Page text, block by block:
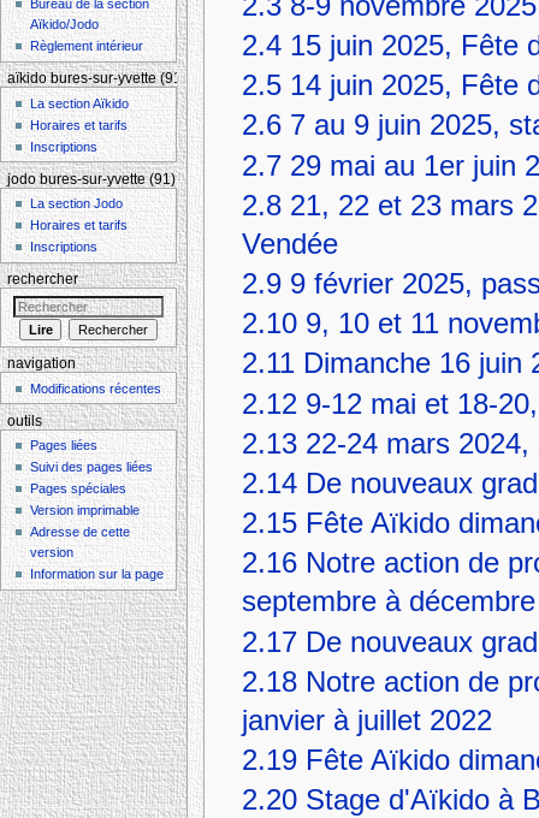
2.4 15 juin 2025, Fête
2.5 14 juin 2025, Fête
2.6 7 au 9 juin 2025,
2.7 29 mai au 1er juin
2.8 21, 22 et 23 mars
Vendée
2.9 9 février 2025,
2.10 9, 10 et 11
2.11 Dimanche 16 juin
2.12 9-12 mai et 18-
2.13 22-24 mars
2.14 De nouveaux
2.15 Fête Aïkido
2.16 Notre action de
septembre à
2.17 De nouveaux
2.18 Notre action de
janvier à juillet 2022
2.19 Fête Aïkido
2.20 Stage d'Aïkido à
Bureau de la section
Aïkido/Jodo
Règlement intérieur
aïkido bures-sur-yvette (91)
La section Aïkido
Horaires et tarifs
Inscriptions
jodo bures-sur-yvette (91)
La section Jodo
Horaires et tarifs
Inscriptions
rechercher
navigation
Modifications récentes
outils
Pages liées
Suivi des pages liées
Pages spéciales
Version imprimable
Adresse de cette
version
Information sur la page